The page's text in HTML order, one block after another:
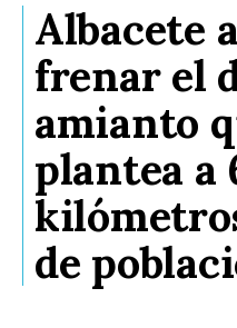
Albacete
frenar el
amianto
plantea a
de